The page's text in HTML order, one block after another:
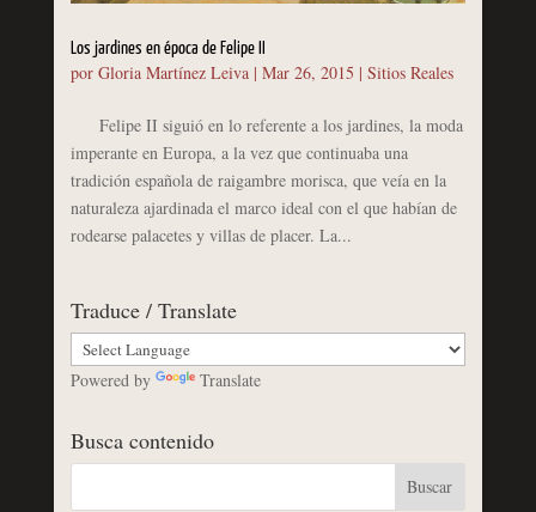
Los jardines en época de Felipe II
por Gloria Martínez Leiva| Mar 26, 2015 | Sitios Reales
Felipe II siguió en lo referente a los jardines, la moda
imperante en Europa, a la vez que continuaba una
tradición española de raigambre morisca, que veía en la
naturaleza ajardinada el marco ideal con el que habían de
rodearse palacetes y villas de placer. La...
Traduce / Translate
Powered by Translate
Busca contenido